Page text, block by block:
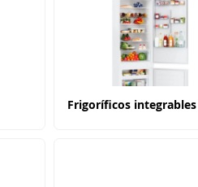
Frigoríficos integrables